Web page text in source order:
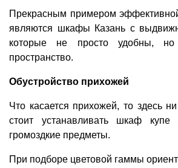
Прекрасным примером
являются шкафы Казань с
которые не просто удобны, но
пространство.
Обустройство прихожей
Что касается прихожей, то здесь
стоит устанавливать шкаф
громоздкие предметы.
При подборе цветовой гаммы